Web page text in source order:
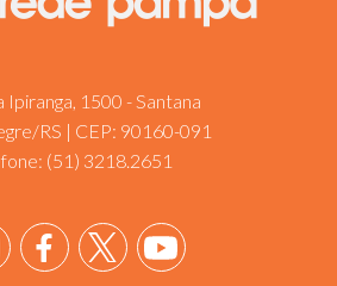
Ipiranga, 1500 - Santana
RS | CEP: 90160-091
(51) 3218.2651